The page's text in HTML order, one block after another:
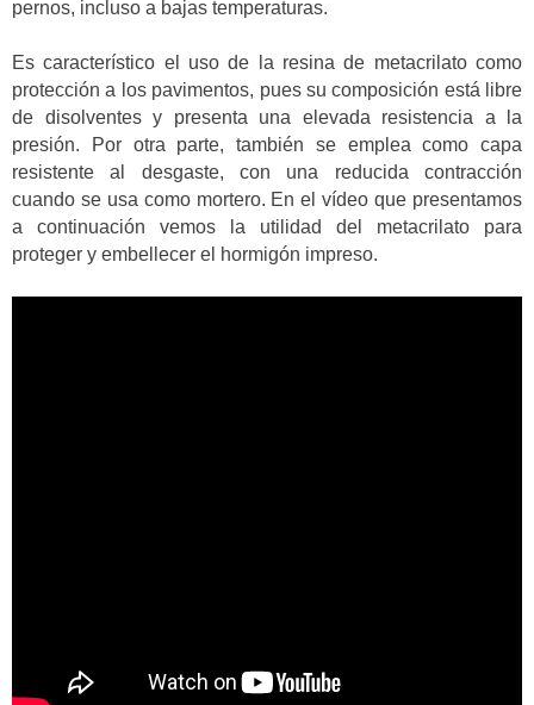
pernos, incluso a bajas temperaturas.
Es característico el uso de la resina de metacrilato como
protección a los pavimentos, pues su composición está libre
de disolventes y presenta una elevada resistencia a la
presión. Por otra parte, también se emplea como capa
resistente al desgaste, con una reducida contracción
cuando se usa como mortero. En el vídeo que presentamos
a continuación vemos la utilidad del metacrilato para
proteger y embellecer el hormigón impreso.